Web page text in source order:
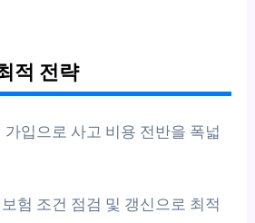
적 전략
가입으로 사고 비용 전반을 폭넓
험 조건 점검 및 갱신으로 최적